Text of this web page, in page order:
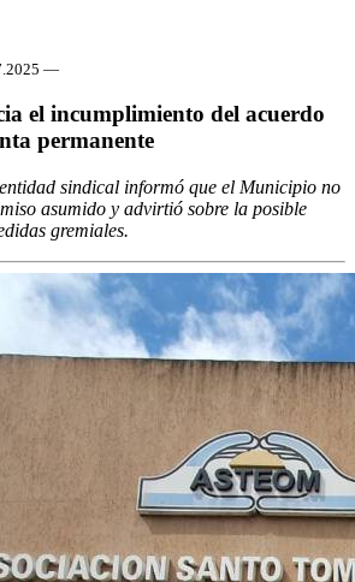
—
el incumplimiento del acuerdo
permanente
sindical informó que el Municipio no
asumido y advirtió sobre la posible
gremiales.